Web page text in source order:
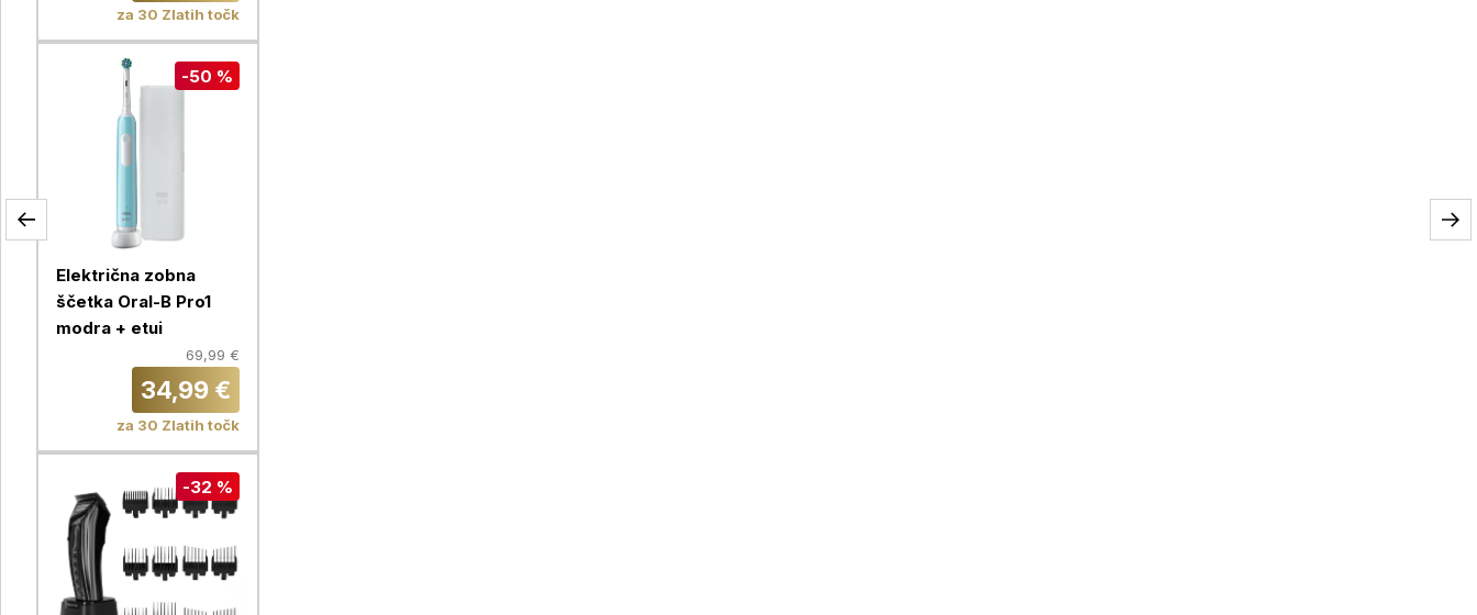
za 30 Zlatih točk
-50 %
Električna zobna
ščetka Oral-B Pro1
modra + etui
69,99 €
34,99 €
za 30 Zlatih točk
-32 %